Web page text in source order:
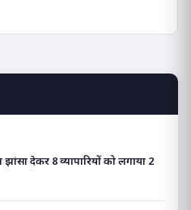
देकर 8 व्यापारियों को लगाया 2